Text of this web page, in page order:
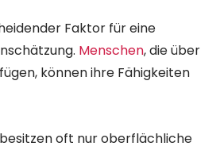
Faktor für eine
Menschen, die über
können ihre Fähigkeiten
oft nur oberflächliche